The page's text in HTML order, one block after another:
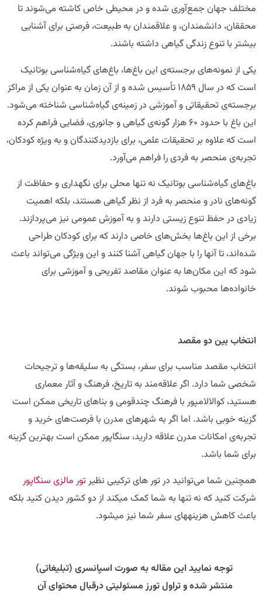
مختلف جهان جمع‌آوری شده و در محیطی خاص کاشته می‌شوند تا
محققان، دانشمندان، و علاقمندان به طبیعت، فرصتی برای آشنایی
بیشتر با تنوع زندگی گیاهی داشته باشند.
یکی از نمونه‌های برجسته‌ی این باغ‌ها، باغ‌های گیاه‌شناسی بوتانیک
است که در سال ۱۸۵۹ تأسیس شده و از آن زمان به عنوان یکی از مراکز
برجسته‌ی تحقیقاتی و آموزشی در زمینه‌ی گیاه‌شناسی شناخته می‌شود.
این باغ با حدود ۶۰ هزار گونه‌ی گیاهی و جانوری، فضایی فراهم کرده
است که علاوه بر تحقیقات علمی، برای بازدیدکنندگان و به ویژه کودکان،
تجربه‌ی منحصر به فردی را فراهم می‌آورد.
باغ‌های گیاه‌شناسی بوتانیک نه تنها محلی برای نگهداری و حفاظت از
گونه‌های نادر و منحصر به فرد از نظر گیاهی هستند، بلکه اهمیت
زیادی در حفظ تنوع زیستی دارند و به آموزش عمومی نیز می‌پردازند.
برخی از این باغ‌ها بخش‌های خاصی دارند که برای کودکان طراحی
شده‌اند، تا آنها را با جهان گیاهی آشنا کنند و این ویژگی می‌تواند باعث
شود که این مکان‌ها به عنوان مقاصد تفریحی و آموزشی برای
خانواده‌ها محبوب شوند.
انتخاب بین دو مقصد
انتخاب مقصد مناسب برای سفر، بستگی به سلیقه‌ها و ترجیحات
شخصی شما دارد. اگر علاقه‌مند به تاریخ، فرهنگ و آثار معماری
هستید، کوالالامپور با فرهنگ چندقومی و بناهای تاریخی ممکن است
گزینه خوبی باشد. اما اگر به شهرهای مدرن با فرصت‌های خرید و
تجربه‌ی امکانات مدرن علاقه دارید، سنگاپور ممکن است بهترین گزینه
برای شما باشد.
همچنین شما می‌توانید در تور های ترکیبی نظیرتور مالزی سنگاپور
شرکت کنید که نه تنها به شما کمک میکند از دو کشور دیدن کنید بلکه
باعث کاهش هزینه‎های سفر شما نیز میشود.
توجه نمایید این مقاله به صورت اسپانسری (تبلیغاتی)
منتشر شده و تراول تورز مسئولیتی درقبال محتوای آن